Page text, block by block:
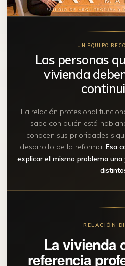
UN EQUIPO
Las personas
vivienda
La relación profesional
sabe con quién está
conocen sus prioridades
desarrollo de la reforma. Esa
explicar el mismo problema
RELACIÓN
La vivienda
referencia